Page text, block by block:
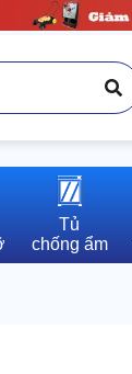
Tủ
chống ẩm